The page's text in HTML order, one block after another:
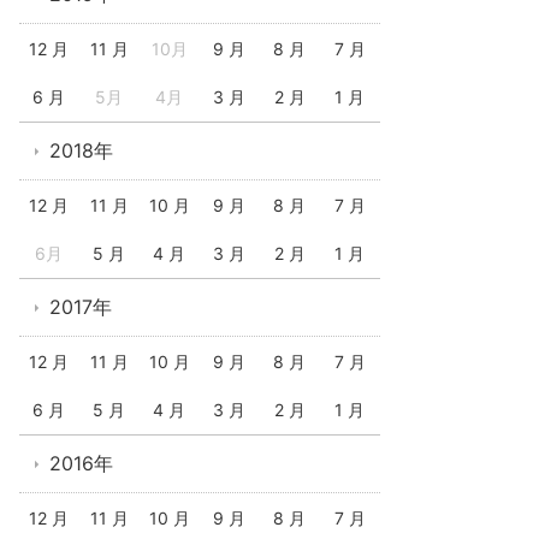
12 月 11 月 10月 9 月 8 月 7 月
6 月 5月 4月 3 月 2 月 1 月
2018年
12 月 11 月 10 月 9 月 8 月 7 月
6月 5 月 4 月 3 月 2 月 1 月
2017年
12 月 11 月 10 月 9 月 8 月 7 月
6 月 5 月 4 月 3 月 2 月 1 月
2016年
12 月 11 月 10 月 9 月 8 月 7 月